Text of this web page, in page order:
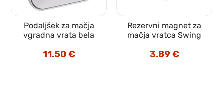
Podaljšek za mačja
vgradna vrata bela
11.50€
Rezervni magnet za
mačja vratca Swing
3.89€